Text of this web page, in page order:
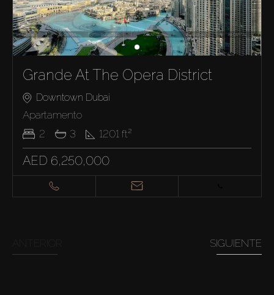
Grande At The Opera District
Downtown Dubai
Apartamento
2
3 1201 ft²
AED 6,250,000
SIGUIENTE